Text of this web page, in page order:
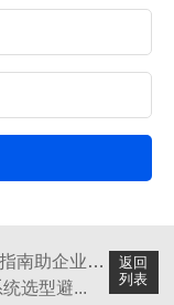
返回
列表
助企业实...
选型避...